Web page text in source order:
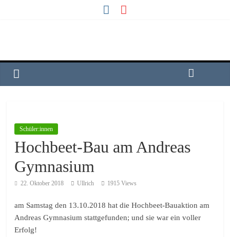
Schüler:innen
Hochbeet-Bau am Andreas
Gymnasium
22. Oktober 2018 Ullrich 1915 Views
am Samstag den 13.10.2018 hat die Hochbeet-Bauaktion am
Andreas Gymnasium stattgefunden; und sie war ein voller
Erfolg!